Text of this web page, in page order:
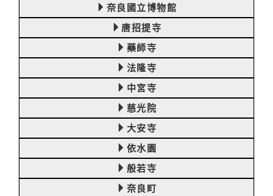
奈良國立博物館
唐招提寺
藥師寺
法隆寺
中宮寺
慈光院
大安寺
依水園
般若寺
奈良町